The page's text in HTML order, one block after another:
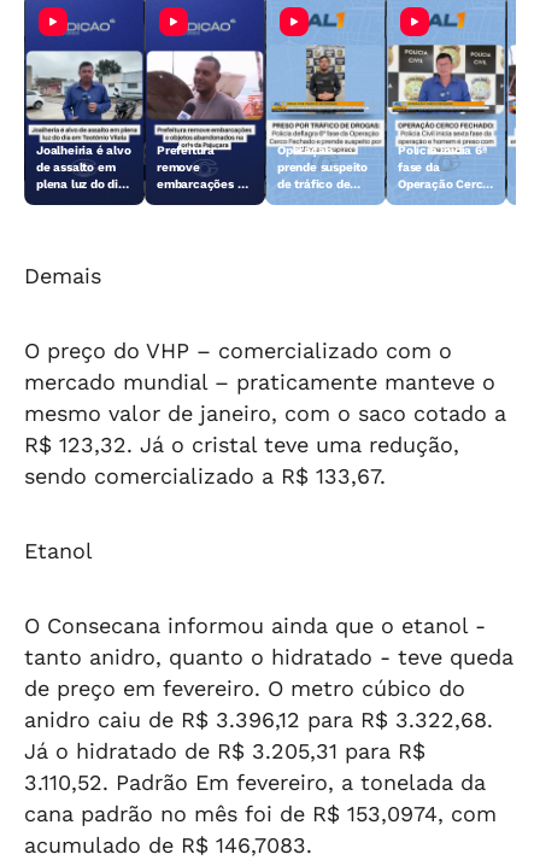
Joalheiria é alvo
de assalto em
plena luz do dia
Prefeitura
remove
embarcações e
Operação
prende suspeito
de tráfico de
Polícia inicia 6ª
fase da
Operação Cerco
Demais
O preço do VHP – comercializado com o
mercado mundial – praticamente manteve o
mesmo valor de janeiro, com o saco cotado a
R$ 123,32. Já o cristal teve uma redução,
sendo comercializado a R$ 133,67.
Etanol
O Consecana informou ainda que o etanol -
tanto anidro, quanto o hidratado - teve queda
de preço em fevereiro. O metro cúbico do
anidro caiu de R$ 3.396,12 para R$ 3.322,68.
Já o hidratado de R$ 3.205,31 para R$
3.110,52. Padrão Em fevereiro, a tonelada da
cana padrão no mês foi de R$ 153,0974, com
acumulado de R$ 146,7083.